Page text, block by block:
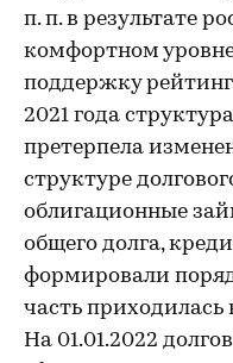
п. п. в результате
комфортном уровне
поддержку
2021 года
претерпела
структуре
облигационные
общего долга,
формировали
часть
На 01.01.2022